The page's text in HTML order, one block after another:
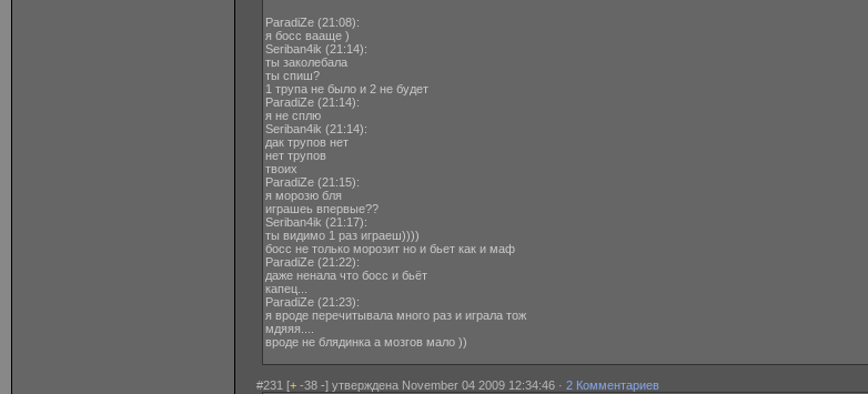
ParadiZe ‎(21:08):
я босс вааще )
Seriban4ik ‎(21:14):
ты заколебала
ты спиш?
1 трупа не было и 2 не будет
ParadiZe ‎(21:14):
я не сплю
Seriban4ik ‎(21:14):
дак трупов нет
нет трупов
твоих
ParadiZe ‎(21:15):
я морозю бля
играшеь впервые??
Seriban4ik ‎(21:17):
ты видимо 1 раз играеш))))
босс не только морозит но и бьет как и маф
ParadiZe ‎(21:22):
даже ненала что босс и бьёт
капец...
ParadiZe ‎(21:23):
я вроде перечитывала много раз и играла тож
мдяяя....
вроде не блядинка а мозгов мало ))
#231 [+ -38 -] утверждена November 04 2009 12:34:46 · 2 Комментариев